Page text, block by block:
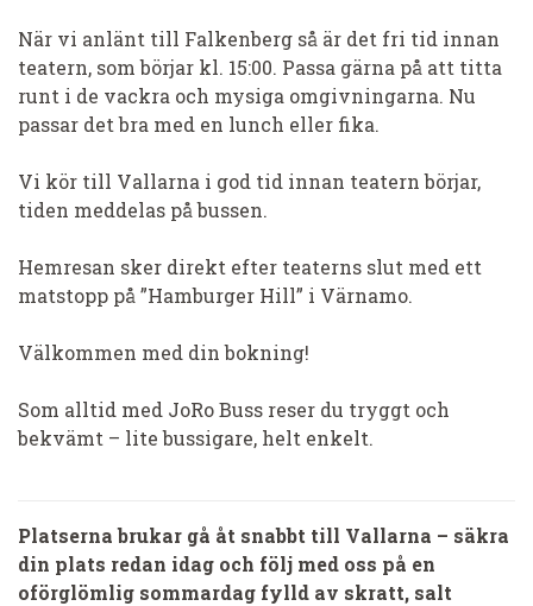
När vi anlänt till Falkenberg så är det fri tid innan
teatern, som börjar kl. 15:00. Passa gärna på att titta
runt i de vackra och mysiga omgivningarna. Nu
passar det bra med en lunch eller fika.
Vi kör till Vallarna i god tid innan teatern börjar,
tiden meddelas på bussen.
Hemresan sker direkt efter teaterns slut med ett
matstopp på ”Hamburger Hill” i Värnamo.
Välkommen med din bokning!
Som alltid med JoRo Buss reser du tryggt och
bekvämt – lite bussigare, helt enkelt.
Platserna brukar gå åt snabbt till Vallarna – säkra
din plats redan idag och följ med oss på en
oförglömlig sommardag fylld av skratt, salt